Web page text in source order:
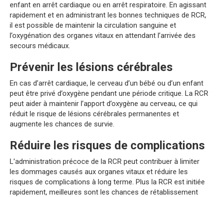
enfant en arrêt cardiaque ou en arrêt respiratoire. En agissant
rapidement et en administrant les bonnes techniques de RCR,
il est possible de maintenir la circulation sanguine et
l’oxygénation des organes vitaux en attendant l’arrivée des
secours médicaux.
Prévenir les lésions cérébrales
En cas d’arrêt cardiaque, le cerveau d’un bébé ou d’un enfant
peut être privé d’oxygène pendant une période critique. La RCR
peut aider à maintenir l’apport d’oxygène au cerveau, ce qui
réduit le risque de lésions cérébrales permanentes et
augmente les chances de survie.
Réduire les risques de complications
L’administration précoce de la RCR peut contribuer à limiter
les dommages causés aux organes vitaux et réduire les
risques de complications à long terme. Plus la RCR est initiée
rapidement, meilleures sont les chances de rétablissement